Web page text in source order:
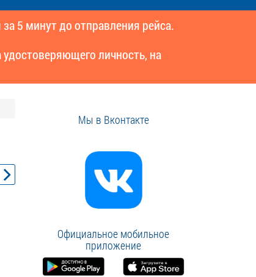
5 минут до отправления рейса.
личность, на
Мы в Вконтакте
Официальное мобильное
приложение